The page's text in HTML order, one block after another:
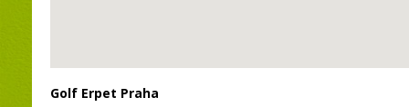
Golf Erpet Praha